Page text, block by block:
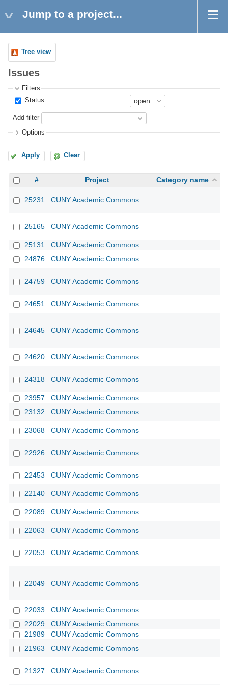
Jump to a project...
Tree view
Issues
Filters
Status
Add filter
Options
Apply Clear
# Project Category name
25231 CUNY Academic Commons
25165 CUNY Academic Commons
25131
CUNY Academic Commons
24876
CUNY Academic Commons
24759 CUNY Academic Commons
24651 CUNY Academic Commons
24645 CUNY Academic Commons
24620 CUNY Academic Commons
24318 CUNY Academic Commons
23957
CUNY Academic Commons
23132
CUNY Academic Commons
23068 CUNY Academic Commons
22926 CUNY Academic Commons
22453 CUNY Academic Commons
22140 CUNY Academic Commons
22089 CUNY Academic Commons
22063 CUNY Academic Commons
22053 CUNY Academic Commons
22049 CUNY Academic Commons
22033 CUNY Academic Commons
22029
CUNY Academic Commons
21989
CUNY Academic Commons
21963
CUNY Academic Commons
21327 CUNY Academic Commons